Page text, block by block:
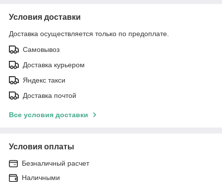
Условия доставки
Доставка осуществляется только по предоплате.
Самовывоз
Доставка курьером
Яндекс такси
Доставка почтой
Все условия доставки
Условия оплаты
Безналичный расчет
Наличными